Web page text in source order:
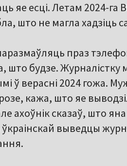
яе есці. Летам 2024-га
што не магла хадзіць
праз
што будзе. Журналістку
ў верасні 2024 гожа.
кажа, што яе
ахоўнік сказаў, што
выведцы